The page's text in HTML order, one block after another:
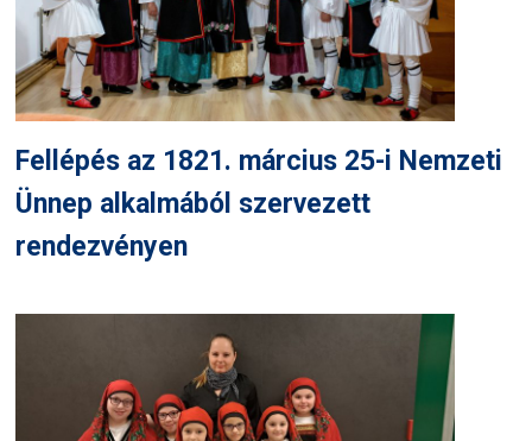
Fellépés az 1821. március 25-i Nemzeti
Ünnep alkalmából szervezett
rendezvényen